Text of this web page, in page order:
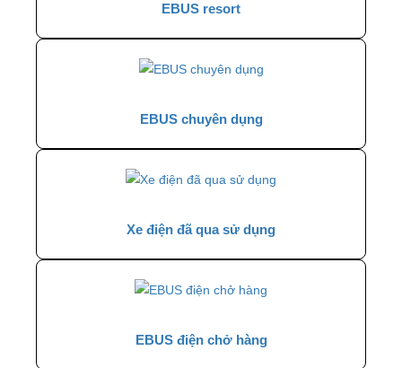
EBUS resort
EBUS chuyên dụng
Xe điện đã qua sử dụng
EBUS điện chở hàng